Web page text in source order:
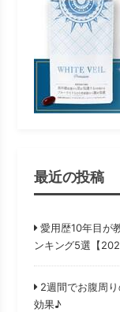
最近の投稿
愛用歴10年目が
ンキング5選【
2週間でお腹周
効果♪